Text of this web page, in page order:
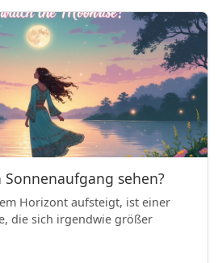
sehen?
Horizont aufsteigt, ist einer
die sich irgendwie größer